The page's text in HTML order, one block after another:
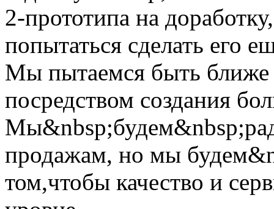
2-прототипа на
попытаться сделать его
Мы пытаемся быть
посредством создания
продажам, но мы
том,чтобы качество и